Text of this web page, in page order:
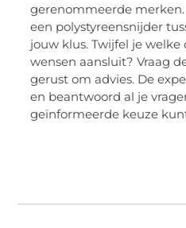
gerenommeerde
een polystyreensnijder
jouw klus. Twijfel je
wensen aansluit? Vraag
gerust om advies. De
en beantwoord al je
geïnformeerde keuze